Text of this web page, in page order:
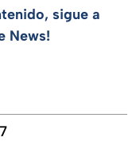
sigue a
News!